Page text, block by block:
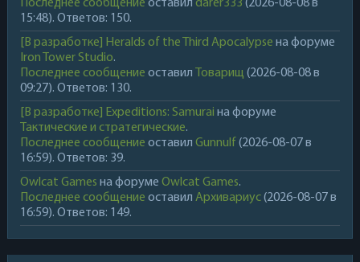
Последнее сообщение оставил darer333 (2026-08-08 в
15:48). Ответов: 150.
[В разработке] Heralds of the Third Apocalypse на форуме
Iron Tower Studio.
Последнее сообщение оставил Товарищ (2026-08-08 в
09:27). Ответов: 130.
[В разработке] Expeditions: Samurai на форуме
Тактические и стратегические.
Последнее сообщение оставил Gunnulf (2026-08-07 в
16:59). Ответов: 39.
Owlcat Games на форуме Owlcat Games.
Последнее сообщение оставил Архивариус(2026-08-07 в
16:59). Ответов: 149.